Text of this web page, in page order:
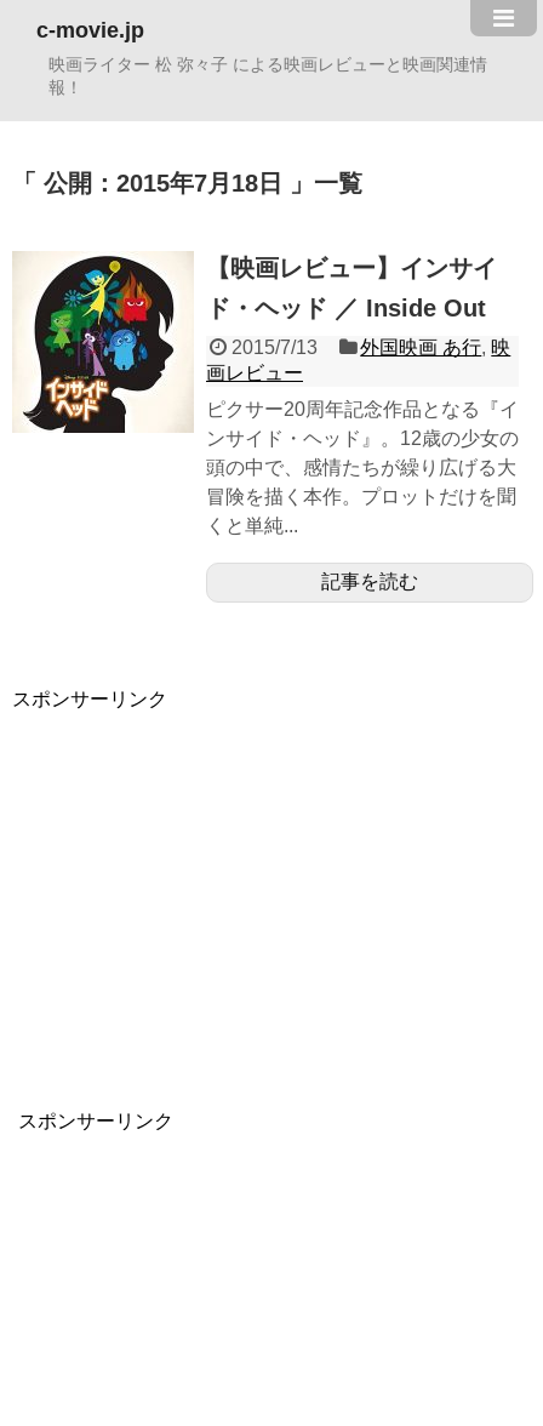
c-movie.jp
映画ライター 松 弥々子 による映画レビューと映画関連情
報！
公開：2015年7月18日 一覧
【映画レビュー】インサイ
ド・ヘッド ／ Inside Out
2015/7/13 外国映画 あ行, 映
画レビュー
ピクサー20周年記念作品となる『イ
ンサイド・ヘッド』。12歳の少女の
頭の中で、感情たちが繰り広げる大
冒険を描く本作。プロットだけを聞
くと単純...
記事を読む
スポンサーリンク
スポンサーリンク